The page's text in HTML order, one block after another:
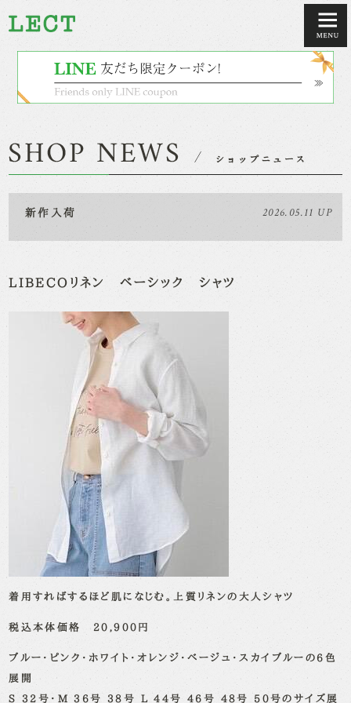
新作入荷 2026.05.11 UP
LIBECOリネン ベーシック シャツ
着用すればするほど肌になじむ。上質リネンの大人シャツ
税込本体価格 20,900円
ブルー・ピンク・ホワイト・オレンジ・ベージュ・スカイブルーの6色
展開
S 32号・M 36号 38号 L 44号 46号 48号 50号のサイズ展